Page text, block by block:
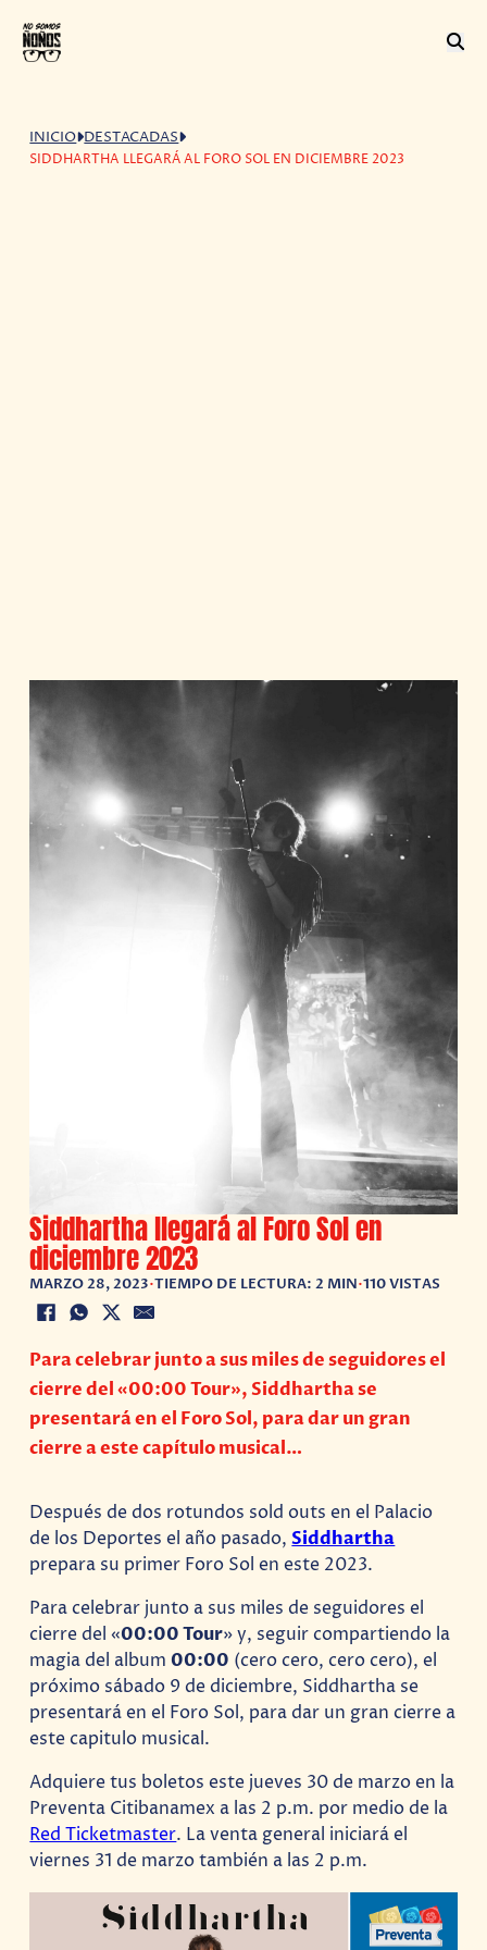
INICIO DESTACADAS
SIDDHARTHA LLEGARÁ AL FORO SOL EN DICIEMBRE 2023
Siddhartha llegará al Foro Sol en
diciembre 2023
MARZO 28, 2023•TIEMPO DE LECTURA: 2 MIN•110 VISTAS
Para celebrar junto a sus miles de seguidores el
cierre del «00:00 Tour», Siddhartha se
presentará en el Foro Sol, para dar un gran
cierre a este capítulo musical…
Después de dos rotundos sold outs en el Palacio
de los Deportes el año pasado,Siddhartha
prepara su primer Foro Sol en este 2023.
Para celebrar junto a sus miles de seguidores el
cierre del «00:00 Tour» y, seguir compartiendo la
magia del album00:00 (cero cero, cero cero), el
próximo sábado 9 de diciembre, Siddhartha se
presentará en el Foro Sol, para dar un gran cierre a
este capitulo musical.
Adquiere tus boletos este jueves 30 de marzo en la
Preventa Citibanamex a las 2 p.m. por medio de la
Red Ticketmaster. La venta general iniciará el
viernes 31 de marzo también a las 2 p.m.